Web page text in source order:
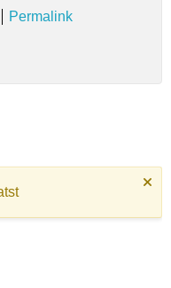
Permalink